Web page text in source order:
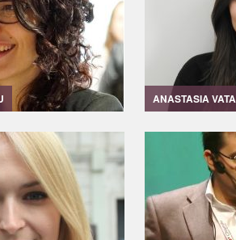
ANASTASIA